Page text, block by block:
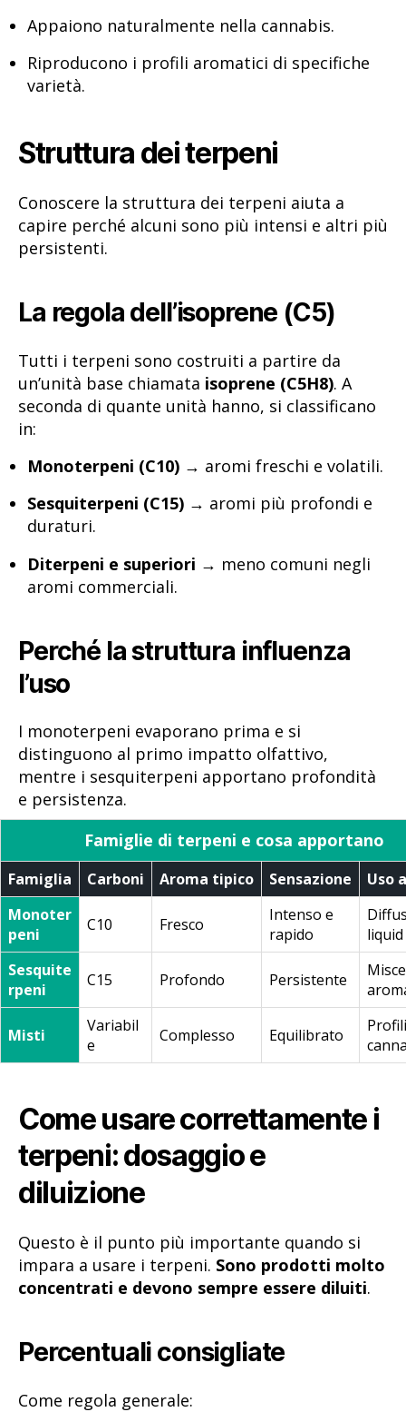
Appaiono naturalmente nella cannabis.
Riproducono i profili aromatici di specifiche
varietà.
Struttura dei terpeni
Conoscere la struttura dei terpeni aiuta a
capire perché alcuni sono più intensi e altri più
persistenti.
La regola dell’isoprene (C5)
Tutti i terpeni sono costruiti a partire da
un’unità base chiamata isoprene (C5H8). A
seconda di quante unità hanno, si classificano
in:
Monoterpeni (C10) → aromi freschi e volatili.
Sesquiterpeni (C15) → aromi più profondi e
duraturi.
Diterpeni e superiori → meno comuni negli
aromi commerciali.
Perché la struttura influenza
l’uso
I monoterpeni evaporano prima e si
distinguono al primo impatto olfattivo,
mentre i sesquiterpeni apportano profondità
e persistenza.
Famiglie di terpeni e cosa apportano
Famiglia Carboni Aroma tipico Sensazione
Uso
Monoter
peni
C10 Fresco
Intenso e
rapido
liquid
Sesquite
rpeni
C15 Profondo Persistente
Misti
Variabil
e
Complesso Equilibrato
Come usare correttamente i
terpeni: dosaggio e
diluizione
Questo è il punto più importante quando si
impara a usare i terpeni. Sono prodotti molto
concentrati e devono sempre essere diluiti.
Percentuali consigliate
Come regola generale: